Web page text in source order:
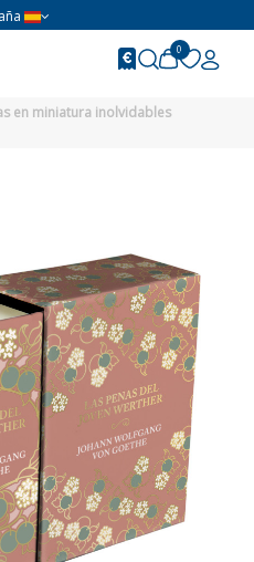
0
en miniatura inolvidables